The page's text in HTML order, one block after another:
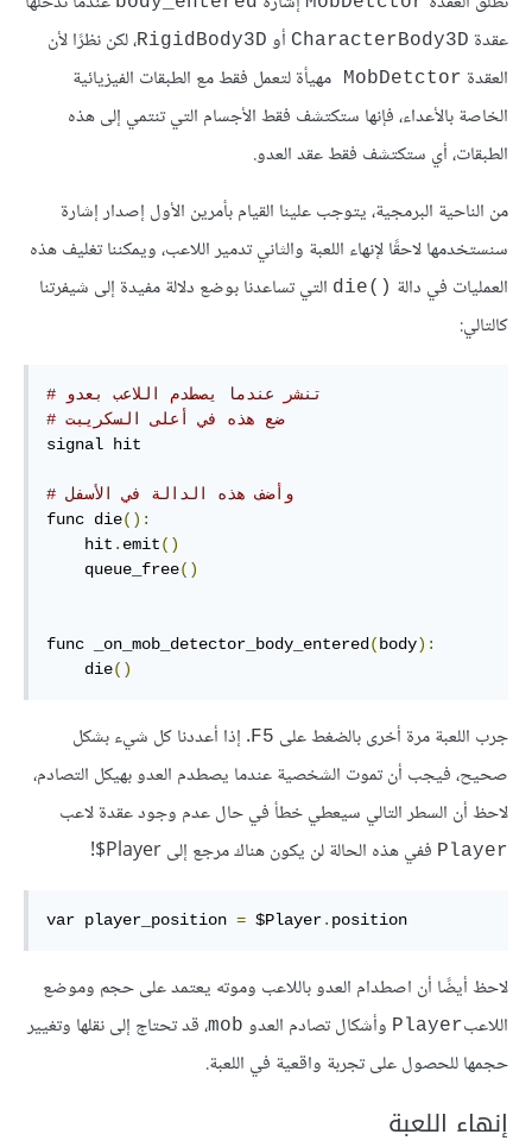
عقدة CharacterBody3D أو RigidBody3D، لكن نظرًا لأن
العقدة MobDetctor
مهيأة لتعمل فقط مع الطبقات الفيزيائية
الخاصة بالأعداء، فإنها ستكتشف فقط الأجسام التي تنتمي إلى هذه
الطبقات، أي ستكتشف فقط عقد العدو.
من الناحية البرمجية، يتوجب علينا القيام بأمرين الأول إصدار إشارة
سنستخدمها لاحقًا لإنهاء اللعبة والثاني تدمير اللاعب، ويمكننا تغليف هذه
العمليات في دالة die()‎ التي تساعدنا بوضع دلالة مفيدة إلى شيفرتنا
كالتالي:
# تنشر عندما يصطدم اللاعب بعدو
# ضع هذه في أعلى السكريبت
signal hit
# وأضف هذه الدالة في الأسفل
func die():
    hit
. emit()
    queue_free
()
func _on_mob_detector_body_entered ( body):
    die
()
جرب اللعبة مرة أخرى بالضغط على F5. إذا أعددنا كل شيء بشكل
صحيح، فيجب أن تموت الشخصية عندما يصطدم العدو بهيكل التصادم،
لاحظ أن السطر التالي سيعطي خطأ في حال عدم وجود عقدة لاعب
Player ففي هذه الحالة لن يكون هناك مرجع إلى$Player!
var player_position = $Player. position
لاحظ أيضًا أن اصطدام العدو باللاعب وموته يعتمد على حجم وموضع
اللاعبPlayer وأشكال تصادم العدو mob، قد تحتاج إلى نقلها وتغيير
حجمها للحصول على تجربة واقعية في اللعبة.
إنهاء اللعبة